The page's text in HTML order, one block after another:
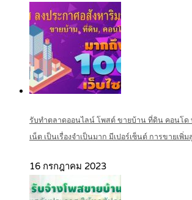
รับทำตลาดออนไลน์ โพสต์ ขายบ้าน ที่ดิน คอนโด
เน็ต เป็นเรื่องจำเป็นมาก มีเปอร์เซ็นต์ การขายเพิ่ม
16 กรกฎาคม 2023